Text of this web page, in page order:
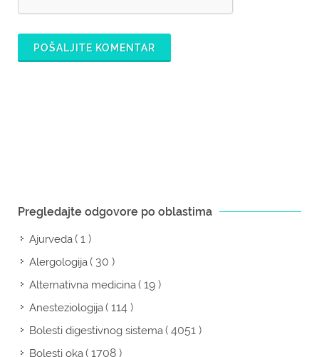
POŠALJITE KOMENTAR
Pregledajte odgovore po oblastima
Ajurveda( 1 )
Alergologija( 30 )
Alternativna medicina( 19 )
Anesteziologija( 114 )
Bolesti digestivnog sistema( 4051 )
Bolesti oka( 1708 )